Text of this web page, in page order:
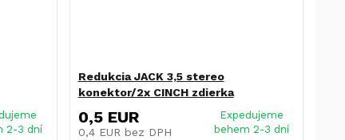
2-3 dní
Redukcia JACK 3,5 stereo
konektor/2x CINCH zdierka
0,5 EUR
0,4 EUR bez DPH
Expedujeme
behem 2-3 dní